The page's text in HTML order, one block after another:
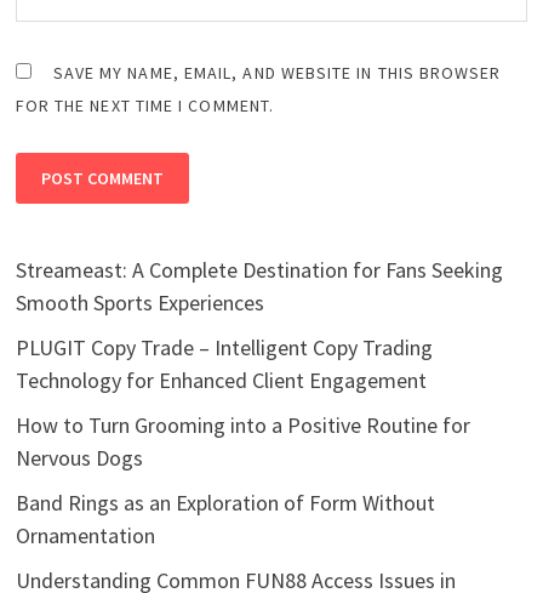
SAVE MY NAME, EMAIL, AND WEBSITE IN THIS BROWSER
FOR THE NEXT TIME I COMMENT.
Streameast: A Complete Destination for Fans Seeking
Smooth Sports Experiences
PLUGIT Copy Trade – Intelligent Copy Trading
Technology for Enhanced Client Engagement
How to Turn Grooming into a Positive Routine for
Nervous Dogs
Band Rings as an Exploration of Form Without
Ornamentation
Understanding Common FUN88 Access Issues in